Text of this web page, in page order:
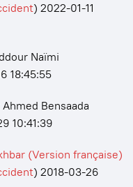
) 2022-01-11
Naïmi
18:45:55
Ahmed Bensaada
10:41:39
(Version française)
) 2018-03-26